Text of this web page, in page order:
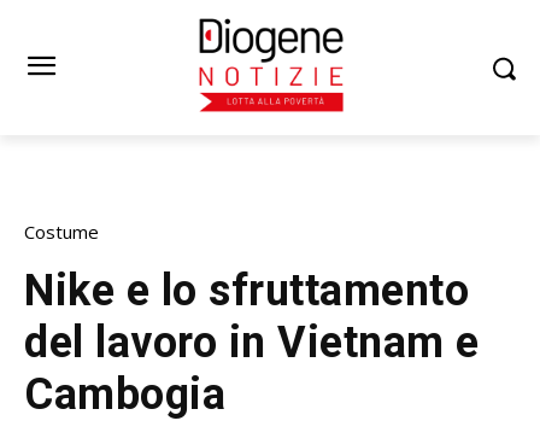
Costume
Nike e lo sfruttamento
del lavoro in Vietnam e
Cambogia